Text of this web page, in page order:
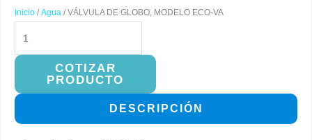
Inicio /Agua / VÁLVULA DE GLOBO, MODELO ECO-VA
GLOBO,
MODELO
ECO-
VA
COTIZAR
PRODUCTO
DESCRIPCIÓN